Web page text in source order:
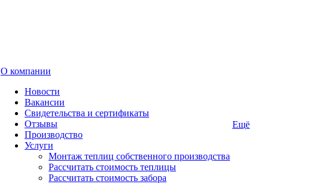
О компании
Новости
Вакансии
Свидетельства и сертификаты
Отзывы
Производство
Услуги
Монтаж теплиц собственного производства
Рассчитать стоимость теплицы
Рассчитать стоимость забора
Ещё